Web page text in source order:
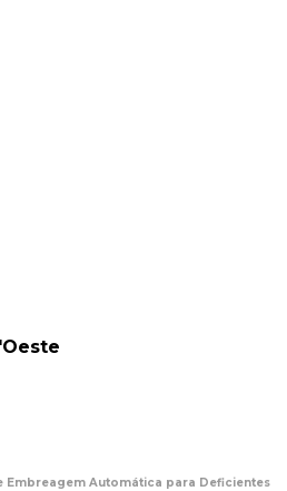
Embreagem Automática para Deficientes